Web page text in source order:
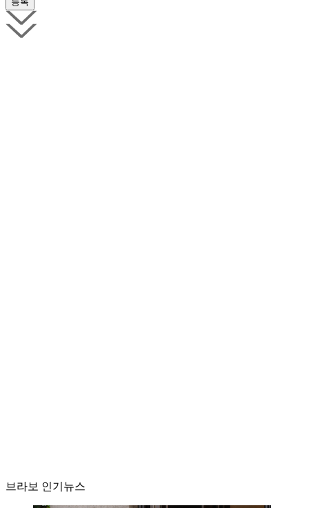
브라보 인기뉴스